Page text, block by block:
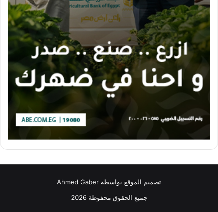
تصميم الموقع بواسطة Ahmed Gaber
جميع الحقوق محفوظة 2026